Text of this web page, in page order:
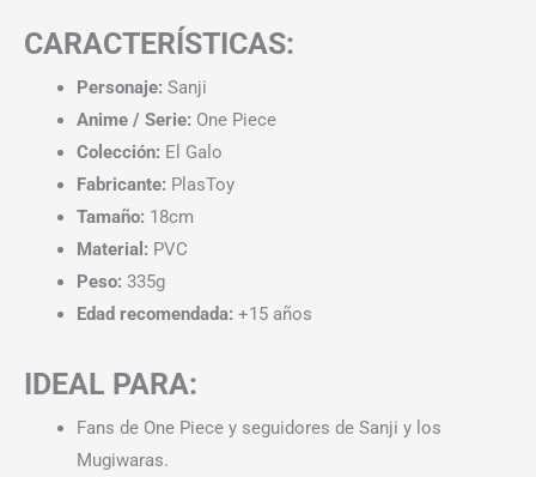
CARACTERÍSTICAS:
Personaje: Sanji
Anime / Serie: One Piece
Colección: El Galo
Fabricante: PlasToy
Tamaño: 18cm
Material: PVC
Peso: 335g
Edad recomendada: +15 años
IDEAL PARA:
Fans de One Piece y seguidores de Sanji y los
Mugiwaras.